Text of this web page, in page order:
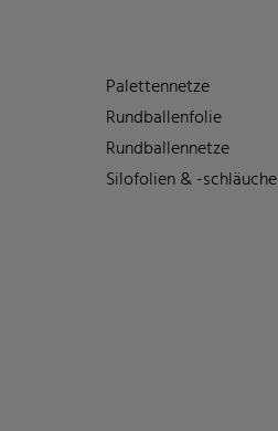
Palettennetze
Rundballenfolie
Rundballennetze
Silofolien & -schläuche